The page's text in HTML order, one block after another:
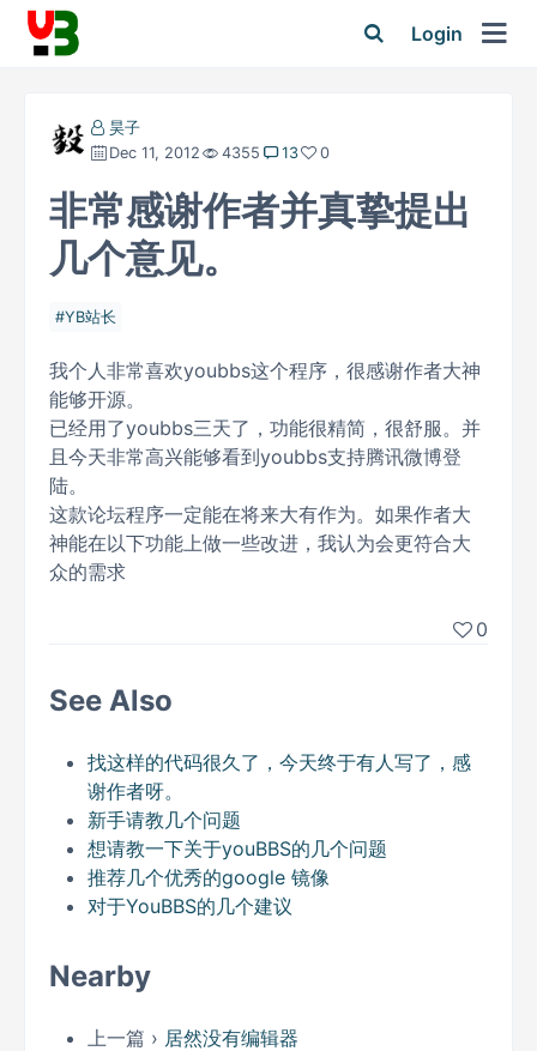
Login
昊子
Dec 11, 2012
4355 13 0
非常感谢作者并真挚提出
几个意见。
YB站长
我个人非常喜欢youbbs这个程序，很感谢作者大神
能够开源。
已经用了youbbs三天了，功能很精简，很舒服。并
且今天非常高兴能够看到youbbs支持腾讯微博登
陆。
这款论坛程序一定能在将来大有作为。如果作者大
神能在以下功能上做一些改进，我认为会更符合大
众的需求
0
See Also
找这样的代码很久了，今天终于有人写了，感
谢作者呀。
新手请教几个问题
想请教一下关于youBBS的几个问题
推荐几个优秀的google 镜像
对于YouBBS的几个建议
Nearby
上一篇 › 居然没有编辑器